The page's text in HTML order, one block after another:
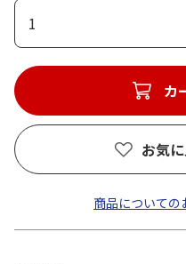
1
カ
お気
商品についての